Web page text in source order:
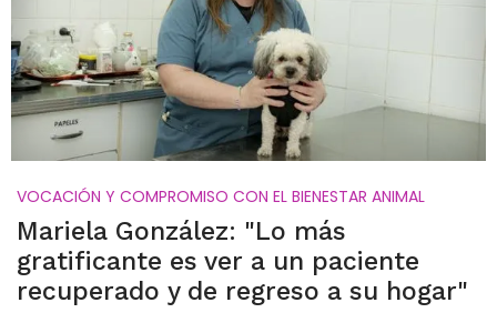
VOCACIÓN Y COMPROMISO CON EL BIENESTAR ANIMAL
Mariela González: "Lo más
gratificante es ver a un paciente
recuperado y de regreso a su hogar"